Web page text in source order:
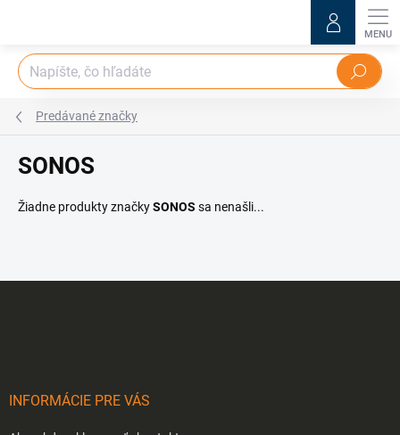
Hľadať
Predávané značky
SONOS
Žiadne produkty značkySONOS sa nenašli...
INFORMÁCIE PRE VÁS